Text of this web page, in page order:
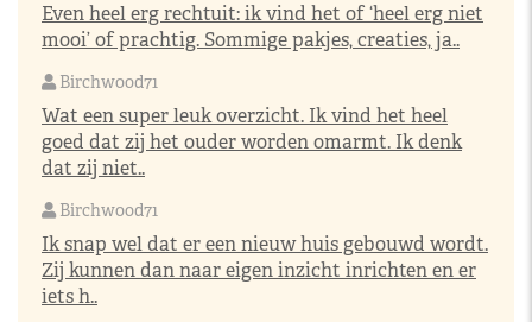
Even heel erg rechtuit: ik vind het of ‘heel erg niet
mooi’ of prachtig. Sommige pakjes, creaties, ja..
Birchwood71
Wat een super leuk overzicht. Ik vind het heel
goed dat zij het ouder worden omarmt. Ik denk
dat zij niet..
Birchwood71
Ik snap wel dat er een nieuw huis gebouwd wordt.
Zij kunnen dan naar eigen inzicht inrichten en er
iets h..